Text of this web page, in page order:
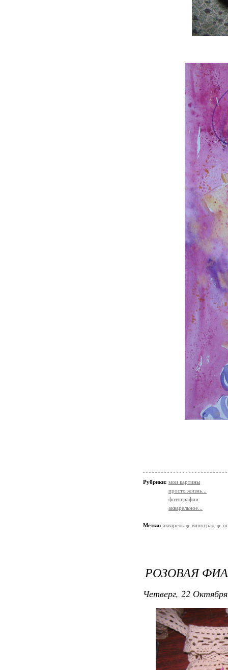
Рубрики: мои картины
просто жизнь...
фотографии
акварельное...
Метки: акварель виноград
РОЗОВАЯ
Четверг, 22